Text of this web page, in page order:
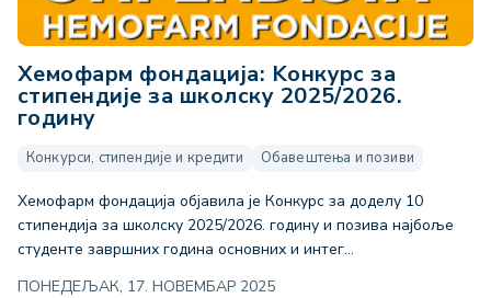
Хемофарм фондација: Kонкурс за
стипендије за школску 2025/2026.
годину
Конкурси, стипендије и кредити Обавештења и позиви
Хемофарм фондација објавила је Конкурс за доделу 10
стипендија за школску 2025/2026. годину и позива најбоље
студенте завршних година основних и интег...
ПОНЕДЕЉАК, 17. НОВЕМБАР 2025